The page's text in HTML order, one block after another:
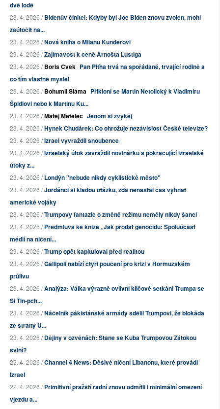
dvě lodě
23. 4. 2026 /Bidenův činitel: Kdyby byl Joe Biden znovu zvolen, mohl
zaútočit na...
23. 4. 2026 /Nová kniha o Milanu Kunderovi
23. 4. 2026 /Zajímavost k ceně Arnošta Lustiga
23. 4. 2026 /Boris Cvek Pan Piťha trvá na spořádané, trvající rodině a
co tím vlastně myslel
23. 4. 2026 /Bohumil Sláma Přikloní se Martin Netolický k Vladimíru
Špidlovi nebo k Martinu Ku...
23. 4. 2026 /Matěj Metelec Jenom si zvykej
23. 4. 2026 /Hynek Chudárek: Co ohrožuje nezávislost České televize?
23. 4. 2026 /Izrael vyvraždil snoubence
23. 4. 2026 /Izraelský útok zavraždil novinářku a pokračující izraelské
útoky z...
23. 4. 2026 /Londýn "nebude nikdy cyklistické město"
23. 4. 2026 /Jordánci si kladou otázku, zda nenastal čas vyhnat
americké vojáky
23. 4. 2026 /Trumpovy fantazie o změně režimu neměly nikdy šanci
23. 4. 2026 /Předmluva ke knize „Jak prodat genocidu: Spoluúčast
médií na ničení...
23. 4. 2026 /Trump opět kapituloval před realitou
23. 4. 2026 /Gallipoli nabízí čtyři poučení pro krizi v Hormuzském
průlivu
23. 4. 2026 /Analýza: Válka výrazně ovlivní klíčové setkání Trumpa se
Si Ťin-pch...
23. 4. 2026 /Náčelník pákistánské armády sdělil Trumpovi, že blokáda
ze strany U...
23. 4. 2026 /Dějiny v ozvěnách: Stane se Kuba Trumpovou Zátokou
sviní?
22. 4. 2026 /Channel 4 News: Děsivé ničení Libanonu, které provádí
Izrael
22. 4. 2026 /Primitivní pražští radní znovu odmítli i minimální omezení
vjezdu a...